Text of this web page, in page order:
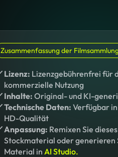
Zusammenfassung der
Lizenz: Lizenzgebührenfrei für
kommerzielle Nutzung
Inhalte: Original- und KI-
Technische Daten: Verfügbar
HD-Qualität
Anpassung: Remixen Sie dieses
Stockmaterial oder generieren
Material in AI Studio.